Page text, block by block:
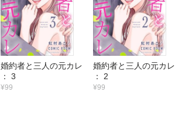
婚約者と三人の元カレ
： 3
¥99
婚約者と三人の元カレ
： 2
¥99